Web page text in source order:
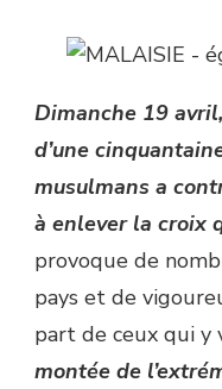
Dimanche 19
d’une
musulmans a
à enlever la croix
provoque de
pays et de
part de ceux qui y
montée de